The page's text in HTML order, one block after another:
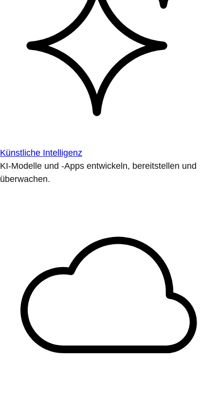
Künstliche Intelligenz
KI-Modelle und -Apps entwickeln, bereitstellen und
überwachen.